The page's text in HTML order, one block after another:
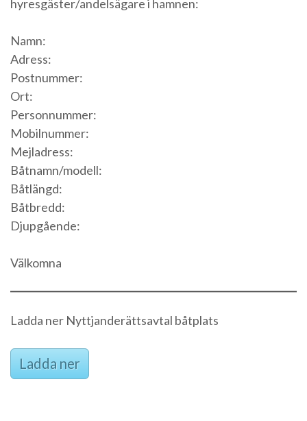
hyresgäster/andelsägare i hamnen:
Namn:
Adress:
Postnummer:
Ort:
Personnummer:
Mobilnummer:
Mejladress:
Båtnamn/modell:
Båtlängd:
Båtbredd:
Djupgående:
Välkomna
Ladda ner Nyttjanderättsavtal båtplats
Ladda ner